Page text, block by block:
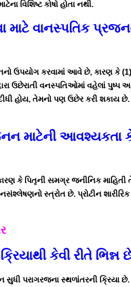
વિશિષ્ટ કોષો હોતા નથી.
માટે વાનસ્પતિક
ઉપયોગ કરવામાં આવે છે, કારણ કે
ઉછેરાતી વનસ્પતિઓમાં વહેલાં પુષ્પ
હોય, તેમનો પણ ઉછેર કરી શકાય છે.
માટેની આવશ્યકતા
કે પિતૃની સમગ્ર જનીનિક માહિતી
સ્ત્રોત છે. પ્રોટીન શારીરિક
કેવી રીતે ભિન્ન
સુધી પરાગરજના સ્થળાંતરની ક્રિયા